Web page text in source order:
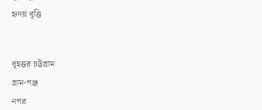
হৃদয় বৃত্তি
বৃহত্তর চট্টগ্রাম
গ্রাম-গঞ্জ
নগর